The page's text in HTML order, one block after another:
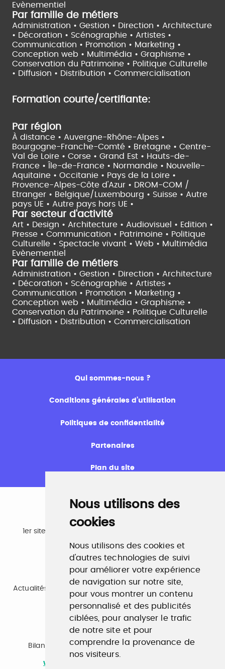
Nous utilisons des
cookies
Nous utilisons des cookies et
d'autres technologies de suivi
pour améliorer votre expérience
de navigation sur notre site,
pour vous montrer un contenu
personnalisé et des publicités
ciblées, pour analyser le trafic
de notre site et pour
comprendre la provenance de
nos visiteurs.
Evènementiel
Par famille de métiers
Administration • Gestion • Direction • Architecture
• Décoration • Scénographie • Artistes •
Communication • Promotion • Marketing •
Conception web • Multimédia • Graphisme •
Conservation du Patrimoine • Politique Culturelle
• Diffusion • Distribution • Commercialisation
Formation courte/certifiante:
Par région
À distance • Auvergne-Rhône-Alpes •
Bourgogne-Franche-Comté • Bretagne • Centre-
Val de Loire • Corse • Grand Est • Hauts-de-
France •
Île-de-France • Normandie • Nouvelle-
Aquitaine • Occitanie • Pays de la Loire •
Provence-Alpes-Côte d'Azur • DROM-COM /
Etranger • Belgique/Luxembourg • Suisse • Autre
pays UE • Autre pays hors UE •
Par secteur d'activité
Art • Design • Architecture • Audiovisuel • Edition •
Presse • Communication • Patrimoine • Politique
Culturelle • Spectacle vivant • Web • Multimédia
Evènementiel
Par famille de métiers
Administration • Gestion • Direction • Architecture
• Décoration • Scénographie • Artistes •
Communication • Promotion • Marketing •
Conception web • Multimédia • Graphisme •
Conservation du Patrimoine • Politique Culturelle
• Diffusion • Distribution • Commercialisation
Qui sommes-nous ?
Conditions générales d’utilisation
Politiques de confidentialité
Partenaires
Plan du site
Emploi
1er site emploi du secteur culturel 784.000 visites et
www.profilculture.com
Formation
Actualités, guide et annuaire des formations aux métiers
de la culture.
www.profilculture-formation.com
Accompagnement professionnel
Bilan de compétences, coaching, techniques de
recherche d'emploi, entretien conseil.
www.profilculture-competences.com